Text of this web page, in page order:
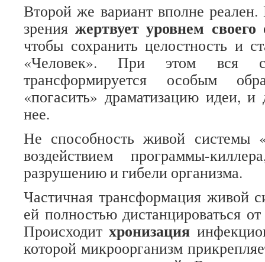
Второй же вариант вполне
зренияжертвует уровнем своего
чтобы сохранить целостность и
«Человек». При этом вся
трансформируется особым
«погасить» драматизацию идеи, и
нее.
Не способность живой системы
воздействием программы-
разрушению и гибели организма.
Частичная трансформация живой
ей полностью дистанцироваться
Происходит хронизация
которой микроорганизм